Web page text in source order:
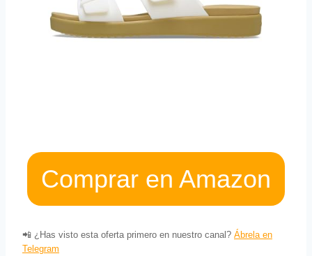
Comprar en Amazon
📲 ¿Has visto esta oferta primero en nuestro canal? Ábrela en
Telegram